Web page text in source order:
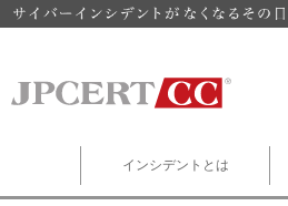
インシデントとは